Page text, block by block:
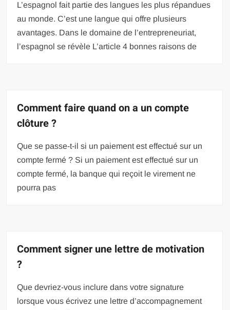
L’espagnol fait partie des langues les plus répandues
au monde. C’est une langue qui offre plusieurs
avantages. Dans le domaine de l’entrepreneuriat,
l’espagnol se révèle L’article 4 bonnes raisons de
Comment faire quand on a un compte
clôture ?
Que se passe-t-il si un paiement est effectué sur un
compte fermé ? Si un paiement est effectué sur un
compte fermé, la banque qui reçoit le virement ne
pourra pas
Comment signer une lettre de motivation
?
Que devriez-vous inclure dans votre signature
lorsque vous écrivez une lettre d’accompagnement